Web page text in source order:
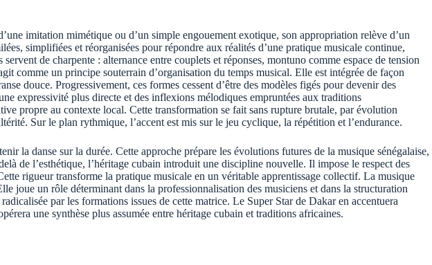
imitation mimétique ou d’un simple engouement exotique, son appropriation relève d’un
simplifiées et réorganisées pour répondre aux réalités d’une pratique musicale continue,
de charpente : alternance entre couplets et réponses, montuno comme espace de tension
comme un principe souterrain d’organisation du temps musical. Elle est intégrée de façon
douce. Progressivement, ces formes cessent d’être des modèles figés pour devenir des
expressivité plus directe et des inflexions mélodiques empruntées aux traditions
propre au contexte local. Cette transformation se fait sans rupture brutale, par évolution
Sur le plan rythmique, l’accent est mis sur le jeu cyclique, la répétition et l’endurance.
la danse sur la durée. Cette approche prépare les évolutions futures de la musique sénégalaise,
de l’esthétique, l’héritage cubain introduit une discipline nouvelle. Il impose le respect des
rigueur transforme la pratique musicale en un véritable apprentissage collectif. La musique
joue un rôle déterminant dans la professionnalisation des musiciens et dans la structuration
par les formations issues de cette matrice. Le Super Star de Dakar en accentuera
une synthèse plus assumée entre héritage cubain et traditions africaines.